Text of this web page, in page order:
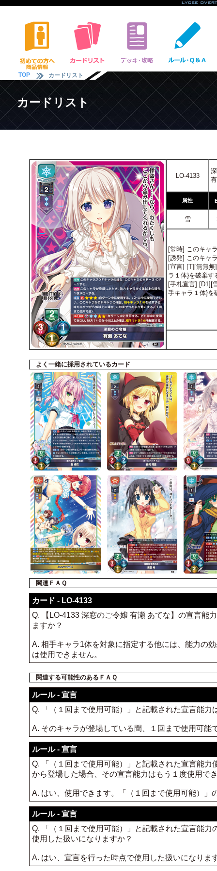
TOP カードリスト
カードリスト
LO-4133
属性
雪
[常時] このキャ
[誘発] このキャ
[宣言] [T][無無
ラ１体}を破棄す
[手札宣言] [D1][
手キャラ１体}を
よく一緒に採用されているカード
関連ＦＡＱ
カード - LO-4133
Q. 【LO-4133 深窓のご令嬢 有瀬 あてな】の宣言能
ますか？
A. 相手キャラ1体を対象に指定する他には、能力の
は使用できません。
関連する可能性のあるＦＡＱ
ルール - 宣言
Q. 「（１回まで使用可能）」と記載された宣言能力
A. そのキャラが登場している間、１回まで使用可能
ルール - 宣言
Q. 「（１回まで使用可能）」と記載された宣言能
から登場した場合、その宣言能力はもう１度使用で
A. はい、使用できます。「（１回まで使用可能）
ルール - 宣言
Q. 「（１回まで使用可能）」と記載された宣言能
使用した扱いになりますか？
A. はい、宣言を行った時点で使用した扱いになりま